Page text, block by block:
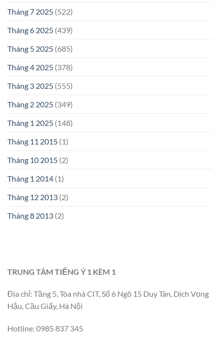
Tháng 7 2025 (522)
Tháng 6 2025 (439)
Tháng 5 2025 (685)
Tháng 4 2025 (378)
Tháng 3 2025 (555)
Tháng 2 2025 (349)
Tháng 1 2025 (148)
Tháng 11 2015 (1)
Tháng 10 2015 (2)
Tháng 1 2014 (1)
Tháng 12 2013 (2)
Tháng 8 2013 (2)
TRUNG TÂM TIẾNG Ý 1 KÈM 1
Địa chỉ: Tầng 5, Tòa nhà CIT, Số 6 Ngõ 15 Duy Tân, Dịch Vọng
Hậu, Cầu Giấy, Hà Nội
Hotline: 0985 837 345